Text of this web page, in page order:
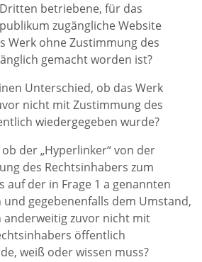
betriebene, für das
zugängliche Website
Werk ohne Zustimmung des
gemacht worden ist?
Unterschied, ob das Werk
nicht mit Zustimmung des
wiedergegeben wurde?
der „Hyperlinker“ von der
des Rechtsinhabers zum
auf der in Frage 1 a genannten
gegebenenfalls dem Umstand,
anderweitig zuvor nicht mit
öffentlich
weiß oder wissen muss?